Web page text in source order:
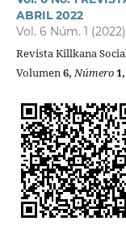
ABRIL 2022
Vol. 6 Núm. 1 (2022)
Revista Killkana
Volumen6,Número